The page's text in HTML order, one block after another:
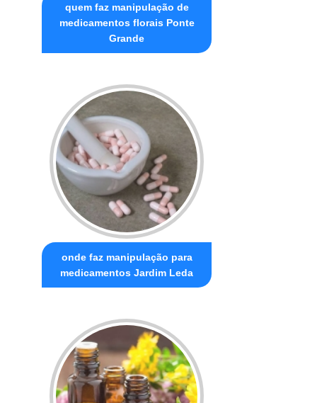
quem faz manipulação de
medicamentos florais Ponte
Grande
onde faz manipulação para
medicamentos Jardim Leda